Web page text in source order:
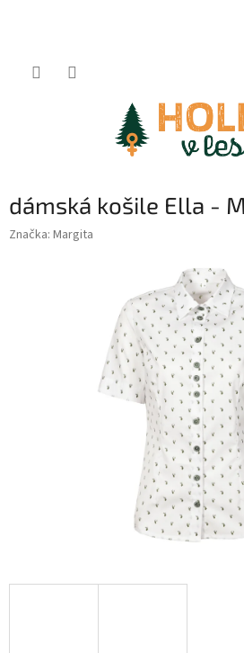
dámská košile Ella -
Značka: Margita